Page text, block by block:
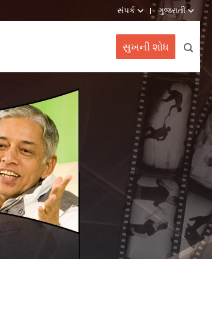
સંપર્ક ગુજરાતી
સુખની શોધ